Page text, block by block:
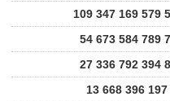
109 347 169 579
54 673 584 789
27 336 792 394
13 668 396